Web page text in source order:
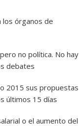
órganos de
no política. No hay
debates
2015 sus propuestas
últimos 15 días
o el aumento del